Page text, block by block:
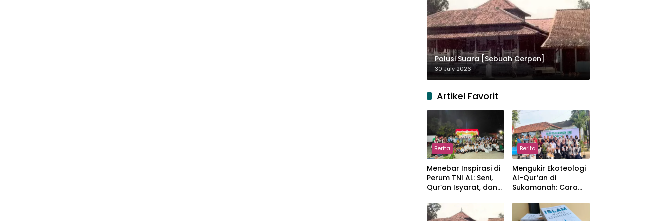
Polusi Suara [Sebuah Cerpen]
30 July 2026
Artikel Favorit
Berita
Menebar Inspirasi di
Perum TNI AL: Seni,
Qur’an Isyarat, dan
Hangat
Berita
Mengukir Ekoteologi
Al-Qur’an di
Sukamanah: Cara
Jakarta Menjaga
Bumi Jonggol